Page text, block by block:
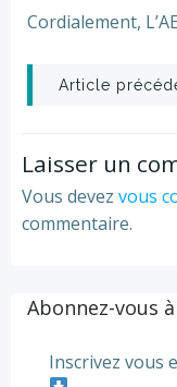
Cordialement,
Post
Article
Laisser un
Vous devez vous
commentaire.
Abonnez-vous
Inscrivez vous